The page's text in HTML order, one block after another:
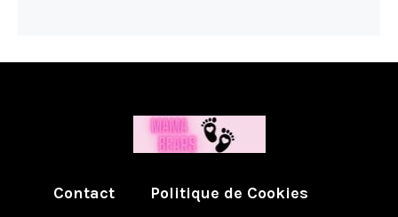
Contact
Politique de Cookies